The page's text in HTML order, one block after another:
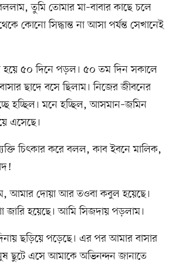
তুমি তোমার মা–বাবার কাছে চলে
কোনো সিদ্ধান্ত না আসা পর্যন্ত সেখানেই
হয়ে ৫০ দিনে পড়ল। ৫০ তম দিন সকালে
ছাদে বসে ছিলাম। নিজের জীবনের
হচ্ছিল। মনে হচ্ছিল, আসমান–জমিন
এসেছে।
চিৎকার করে বলল, কাব ইবনে মালিক,
আমার দোয়া আর তওবা কবুল হয়েছে।
জারি হয়েছে। আমি সিজদায় পড়লাম।
ছড়িয়ে পড়েছে। এর পর আমার বাসার
ছুটে এসে আমাকে অভিনন্দন জানাতে